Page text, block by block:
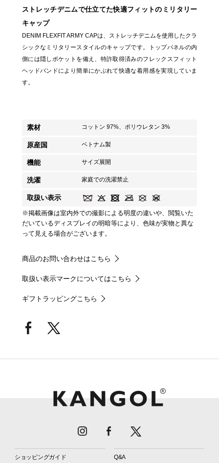
ストレッチデニムで仕立てた快適フィットのミリタリー
キャップ
DENIM FLEXFIT ARMY CAPは、ストレッチデニムを使用したクラ
シックなミリタリースタイルのキャップです。トップパネルの内
側には隠しポケットを備え、特許取得済みのフレックスフィット
ヘッドバンドにより簡単にかぶれて快適な着用感を実現していま
す。
素材 コットン 97%、ポリウレタン 3%
原産国 ベトナム製
機能 サイズ展開
洗濯 家庭での洗濯禁止
取扱い表示
※掲載画像は室内外での撮影による明度の違いや、閲覧いた
だいているディスプレイの明暗等により、色味が実物と異な
って見える場合がございます。
商品のお問い合わせはこちら
取扱い表示マークについてはこちら
ギフトラッピングこちら
ショッピングガイド Q&A